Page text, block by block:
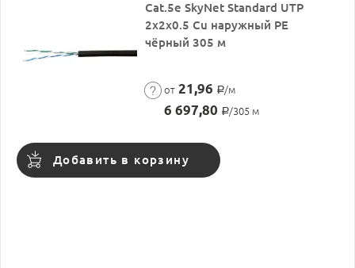
Cat.5е SkyNet Standard UTP
2x2x0.5 Cu наружный PE
чёрный 305 м
от 21,96 Р/м
6 697,80 Р/305 м
Добавить в корзину